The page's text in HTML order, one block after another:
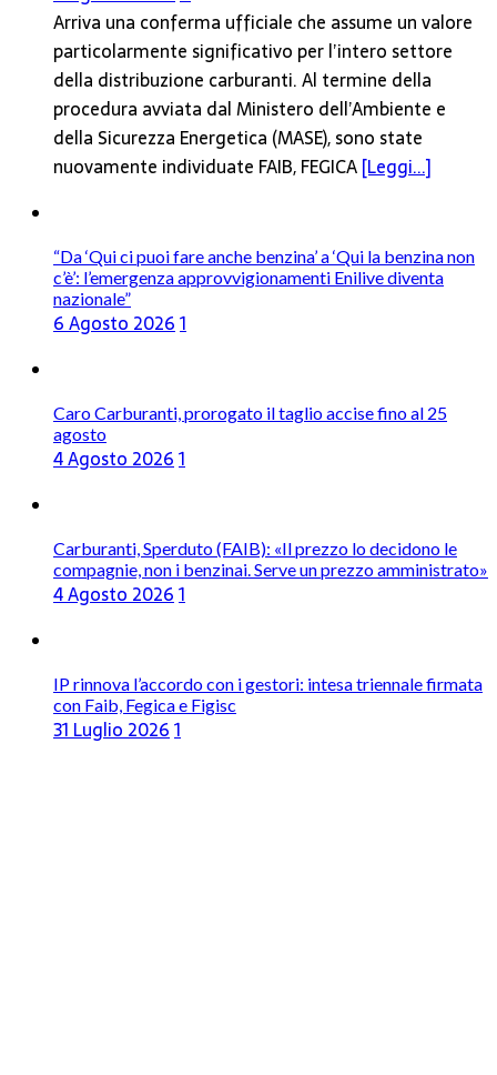
Arriva una conferma ufficiale che assume un valore
particolarmente significativo per l’intero settore
della distribuzione carburanti. Al termine della
procedura avviata dal Ministero dell’Ambiente e
della Sicurezza Energetica (MASE), sono state
nuovamente individuate FAIB, FEGICA[Leggi...]
“Da ‘Qui ci puoi fare anche benzina’ a ‘Qui la benzina non
c’è’: l’emergenza approvvigionamenti Enilive diventa
nazionale”
6 Agosto 20261
Caro Carburanti, prorogato il taglio accise fino al 25
agosto
4 Agosto 20261
Carburanti, Sperduto (FAIB): «Il prezzo lo decidono le
compagnie, non i benzinai. Serve un prezzo amministrato»
4 Agosto 20261
IP rinnova l’accordo con i gestori: intesa triennale firmata
con Faib, Fegica e Figisc
31 Luglio 20261